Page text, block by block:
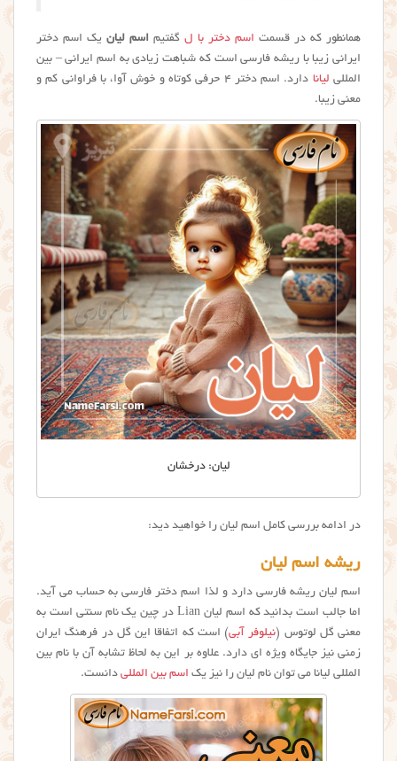
همانطور که در قسمت اسم دختر با لگفتیم اسم لیانیک اسم دختر
ایرانی زیبا با ریشه فارسی است که شباهت زیادی به اسم ایرانی – بین
المللی لیانا
دارد. اسم دختر ۴ حرفی کوتاه و خوش آوا، با فراوانی کم و
معنی زیبا.
لیان: درخشان
در ادامه بررسی کامل اسم لیان را خواهید دید:
ریشه اسم لیان
اسم لیان ریشه فارسی دارد و لذا اسم دختر فارسی به حساب می آید.
اما جالب است بدانید که اسم لیان Lian در چین یک نام سنتی است به
معنی گل لوتوس (نیلوفر آبی) است که اتفاقا این گل در فرهنگ ایران
زمنی نیز جایگاه ویژه ای دارد. علاوه بر این به لحاظ تشابه آن با نام بین
المللی لیانا می توان نام لیان را نیز یک اسم بین المللی دانست.